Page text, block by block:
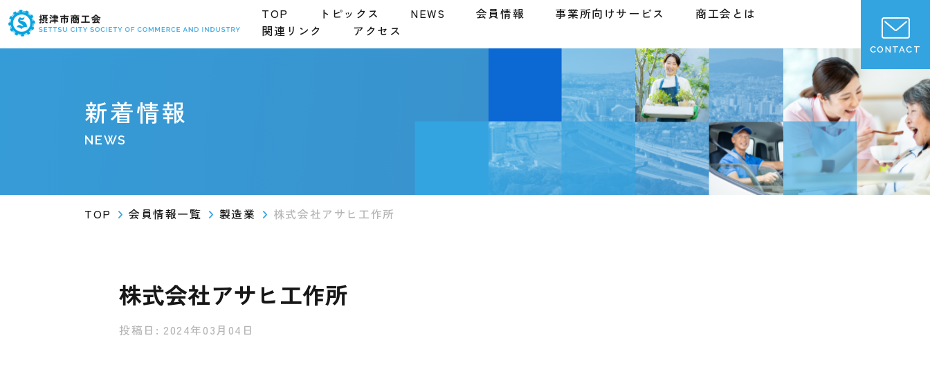
TOP トピックス NEWS 会員情報 事業所向けサービス
商工会とは
関連リンク
アクセス
CONTACT
新着情報
NEWS
TOP 会員情報一覧 製造業 株式会社アサヒ工作所
株式会社アサヒ工作所
投稿日: 2024年03月04日